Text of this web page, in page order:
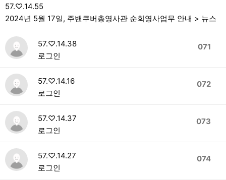
57.♡.14.55
2024년 5월 17일, 주밴쿠버총영사관 순회영사업무 안내 > 뉴스
071
57.♡.14.38
로그인
072
57.♡.14.16
로그인
073
57.♡.14.37
로그인
074
57.♡.14.27
로그인